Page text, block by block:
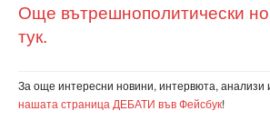
Още вътрешнополитически
тук.
За още интересни новини, интервюта, анализи
нашата страница ДЕБАТИ във Фейсбук!